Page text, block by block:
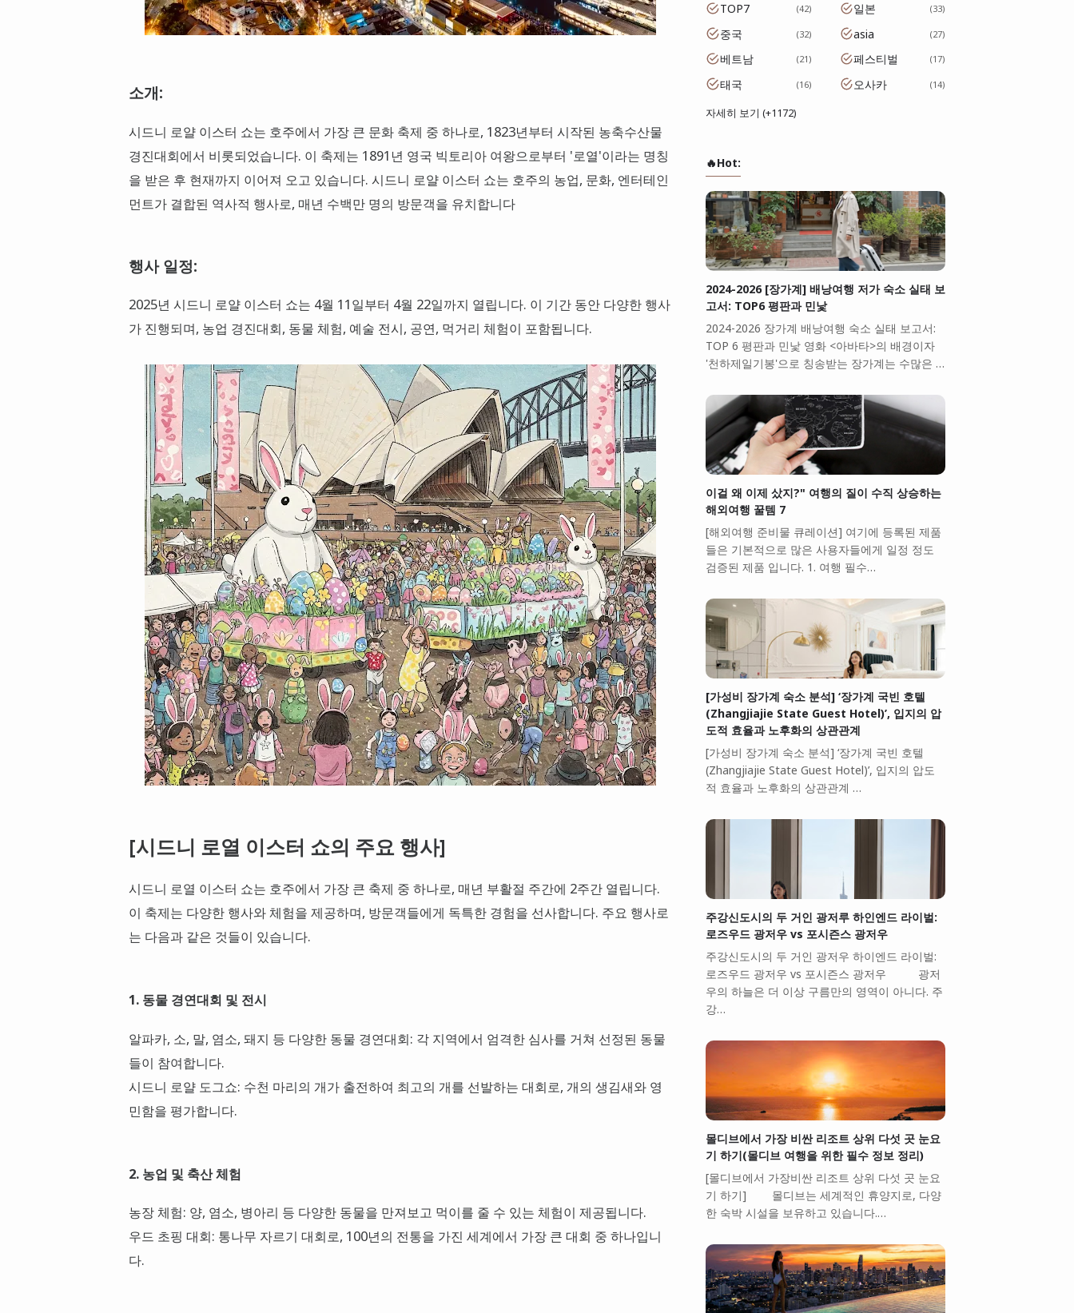
소개:
시드니 로얄 이스터 쇼는 호주에서 가장 큰 문화 축제 중 하나로, 1823년부터 시작된 농축수산물
경진대회에서 비롯되었습니다. 이 축제는 1891년 영국 빅토리아 여왕으로부터 '로열'이라는 명칭
을 받은 후 현재까지 이어져 오고 있습니다. 시드니 로얄 이스터 쇼는 호주의 농업, 문화, 엔터테인
먼트가 결합된 역사적 행사로, 매년 수백만 명의 방문객을 유치합니다
행사 일정:
2025년 시드니 로얄 이스터 쇼는 4월 11일부터 4월 22일까지 열립니다. 이 기간 동안 다양한 행사
가 진행되며, 농업 경진대회, 동물 체험, 예술 전시, 공연, 먹거리 체험이 포함됩니다.
[시드니 로열 이스터 쇼의 주요 행사]
시드니 로열 이스터 쇼는 호주에서 가장 큰 축제 중 하나로, 매년 부활절 주간에 2주간 열립니다.
이 축제는 다양한 행사와 체험을 제공하며, 방문객들에게 독특한 경험을 선사합니다. 주요 행사로
는 다음과 같은 것들이 있습니다.
1. 동물 경연대회 및 전시
알파카, 소, 말, 염소, 돼지 등 다양한 동물 경연대회: 각 지역에서 엄격한 심사를 거쳐 선정된 동물
들이 참여합니다.
시드니 로얄 도그쇼: 수천 마리의 개가 출전하여 최고의 개를 선발하는 대회로, 개의 생김새와 영
민함을 평가합니다.
2. 농업 및 축산 체험
농장 체험: 양, 염소, 병아리 등 다양한 동물을 만져보고 먹이를 줄 수 있는 체험이 제공됩니다.
우드 초핑 대회: 통나무 자르기 대회로, 100년의 전통을 가진 세계에서 가장 큰 대회 중 하나입니
다.
TOP7 42 일본 33
중국 32 asia 27
베트남 21 페스티벌 17
태국 16 오사카 14
자세히 보기 (+1172)
🔥Hot:
2024-2026 [장가계] 배낭여행 저가 숙소 실태 보
고서: TOP6 평판과 민낯
2024-2026 장가계 배낭여행 숙소 실태 보고서:
TOP 6 평판과 민낯 영화 <아바타>의 배경이자
'천하제일기봉'으로 칭송받는 장가계는 수많은 …
이걸 왜 이제 샀지?" 여행의 질이 수직 상승하는
해외여행 꿀템 7
[해외여행 준비물 큐레이션] 여기에 등록된 제품
들은 기본적으로 많은 사용자들에게 일정 정도
검증된 제품 입니다. 1. 여행 필수…
[가성비 장가계 숙소 분석] ‘장가계 국빈 호텔
(Zhangjiajie State Guest Hotel)’, 입지의 압
도적 효율과 노후화의 상관관계
[가성비 장가계 숙소 분석] ‘장가계 국빈 호텔
(Zhangjiajie State Guest Hotel)’, 입지의 압도
적 효율과 노후화의 상관관계 …
주강신도시의 두 거인 광저루 하인엔드 라이벌:
로즈우드 광저우 vs 포시즌스 광저우
주강신도시의 두 거인 광저우 하이엔드 라이벌:
로즈우드 광저우 vs 포시즌스 광저우 광저
우의 하늘은 더 이상 구름만의 영역이 아니다. 주
강…
몰디브에서 가장 비싼 리조트 상위 다섯 곳 눈요
기 하기(몰디브 여행을 위한 필수 정보 정리)
[몰디브에서 가장비싼 리조트 상위 다섯 곳 눈요
기 하기] 몰디브는 세계적인 휴양지로, 다양
한 숙박 시설을 보유하고 있습니다.…